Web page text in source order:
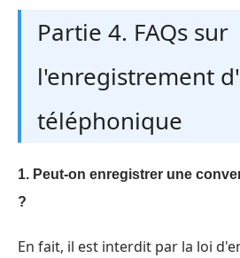
Partie 4. FAQs sur
l'enregistrement
téléphonique
1. Peut-on enregistrer une
?
En fait, il est interdit par la loi